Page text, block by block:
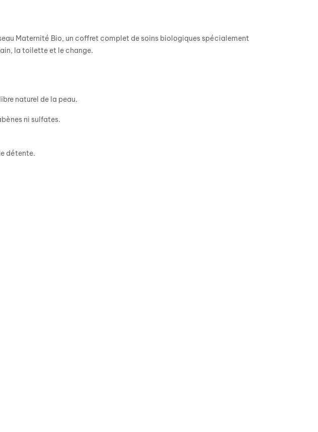
Maternité Bio, un coffret complet de soins biologiques spécialement
la toilette et le change.
naturel de la peau.
ni sulfates.
détente.